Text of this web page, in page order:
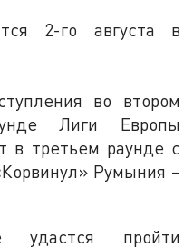
2-го августа в
во втором
Лиги Европы
в третьем раунде с
Румыния –
пройти